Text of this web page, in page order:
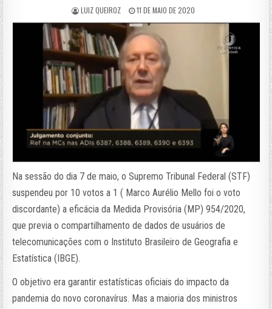
LUIZ QUEIROZ 11 DE MAIO DE 2020
Na sessão do dia 7 de maio, o Supremo Tribunal Federal (STF)
suspendeu por 10 votos a 1 ( Marco Aurélio Mello foi o voto
discordante) a eficácia da Medida Provisória (MP) 954/2020,
que previa o compartilhamento de dados de usuários de
telecomunicações com o Instituto Brasileiro de Geografia e
Estatística (IBGE).
O objetivo era garantir estatísticas oficiais do impacto da
pandemia do novo coronavírus. Mas a maioria dos ministros